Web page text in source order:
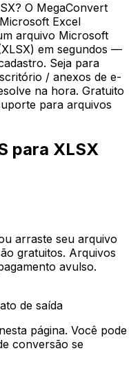
O MegaConvert
Excel
arquivo Microsoft
em segundos —
Seja para
/ anexos de e-
na hora. Gratuito
para arquivos
para XLSX
arraste seu arquivo
gratuitos. Arquivos
avulso.
de saída
página. Você pode
conversão se